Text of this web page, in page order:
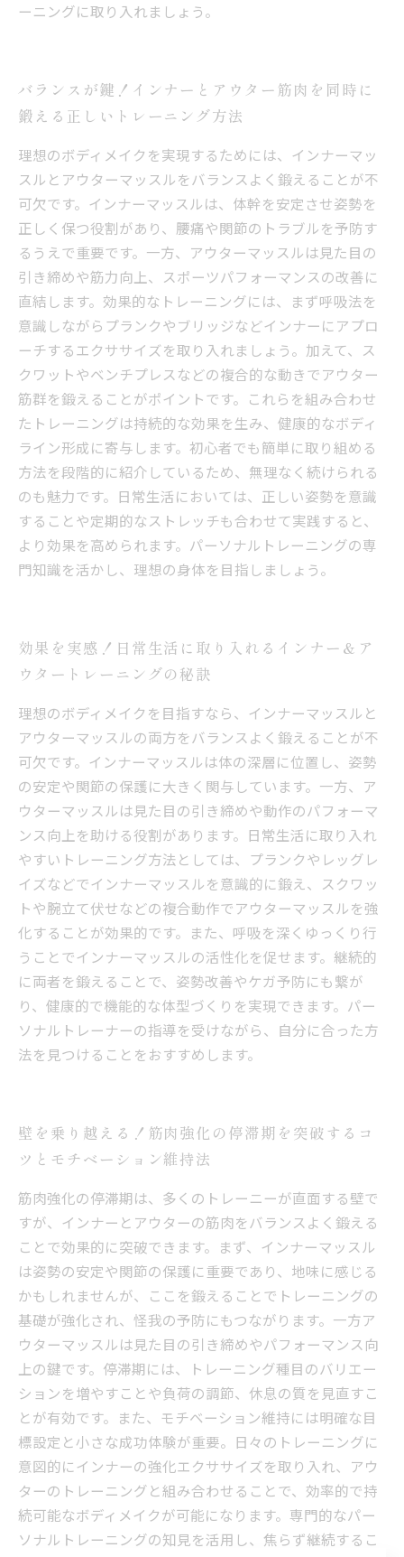
ーニングに取り入れましょう。
バランスが鍵！インナーとアウター筋肉を同時に
鍛える正しいトレーニング方法
理想のボディメイクを実現するためには、インナーマッ
スルとアウターマッスルをバランスよく鍛えることが不
可欠です。インナーマッスルは、体幹を安定させ姿勢を
正しく保つ役割があり、腰痛や関節のトラブルを予防す
るうえで重要です。一方、アウターマッスルは見た目の
引き締めや筋力向上、スポーツパフォーマンスの改善に
直結します。効果的なトレーニングには、まず呼吸法を
意識しながらプランクやブリッジなどインナーにアプロ
ーチするエクササイズを取り入れましょう。加えて、ス
クワットやベンチプレスなどの複合的な動きでアウター
筋群を鍛えることがポイントです。これらを組み合わせ
たトレーニングは持続的な効果を生み、健康的なボディ
ライン形成に寄与します。初心者でも簡単に取り組める
方法を段階的に紹介しているため、無理なく続けられる
のも魅力です。日常生活においては、正しい姿勢を意識
することや定期的なストレッチも合わせて実践すると、
より効果を高められます。パーソナルトレーニングの専
門知識を活かし、理想の身体を目指しましょう。
効果を実感！日常生活に取り入れるインナー＆ア
ウタートレーニングの秘訣
理想のボディメイクを目指すなら、インナーマッスルと
アウターマッスルの両方をバランスよく鍛えることが不
可欠です。インナーマッスルは体の深層に位置し、姿勢
の安定や関節の保護に大きく関与しています。一方、ア
ウターマッスルは見た目の引き締めや動作のパフォーマ
ンス向上を助ける役割があります。日常生活に取り入れ
やすいトレーニング方法としては、プランクやレッグレ
イズなどでインナーマッスルを意識的に鍛え、スクワッ
トや腕立て伏せなどの複合動作でアウターマッスルを強
化することが効果的です。また、呼吸を深くゆっくり行
うことでインナーマッスルの活性化を促せます。継続的
に両者を鍛えることで、姿勢改善やケガ予防にも繋が
り、健康的で機能的な体型づくりを実現できます。パー
ソナルトレーナーの指導を受けながら、自分に合った方
法を見つけることをおすすめします。
壁を乗り越える！筋肉強化の停滞期を突破するコ
ツとモチベーション維持法
筋肉強化の停滞期は、多くのトレーニーが直面する壁で
すが、インナーとアウターの筋肉をバランスよく鍛える
ことで効果的に突破できます。まず、インナーマッスル
は姿勢の安定や関節の保護に重要であり、地味に感じる
かもしれませんが、ここを鍛えることでトレーニングの
基礎が強化され、怪我の予防にもつながります。一方ア
ウターマッスルは見た目の引き締めやパフォーマンス向
上の鍵です。停滞期には、トレーニング種目のバリエー
ションを増やすことや負荷の調節、休息の質を見直すこ
とが有効です。また、モチベーション維持には明確な目
標設定と小さな成功体験が重要。日々のトレーニングに
意図的にインナーの強化エクササイズを取り入れ、アウ
ターのトレーニングと組み合わせることで、効率的で持
続可能なボディメイクが可能になります。専門的なパー
ソナルトレーニングの知見を活用し、焦らず継続するこ